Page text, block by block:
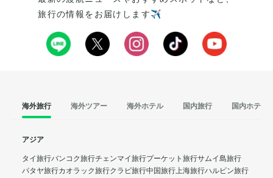
旅行の情報をお届けします✈️
海外旅行 海外ツアー 海外ホテル 国内旅行 国内ホテル
アジア
タイ旅行バンコク旅行チェンマイ旅行プーケット旅行サムイ島旅行
パタヤ旅行カオラック旅行クラビ旅行中国旅行上海旅行ハルビン旅行